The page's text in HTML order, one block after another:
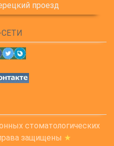
проезд
стоматологических
защищены ★